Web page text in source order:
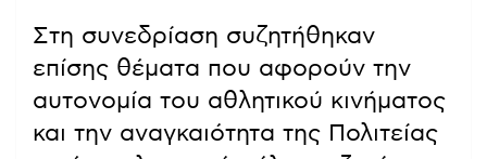
Στη συνεδρίαση συζητήθηκαν
επίσης θέματα που αφορούν την
αυτονομία του αθλητικού κινήματος
και την αναγκαιότητα της Πολιτείας